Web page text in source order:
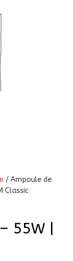
/ Ampoule de
Classic
55W |